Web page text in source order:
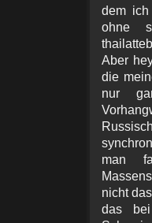
dem ich
ohne
Aber
die
nur
man
nicht
das